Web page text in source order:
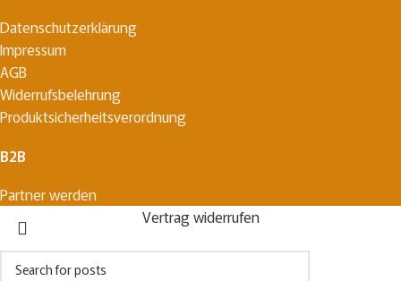
Datenschutzerklärung
Impressum
AGB
Widerrufsbelehrung
Produktsicherheitsverordnung
B2B
Partner werden
Vertrag widerrufen